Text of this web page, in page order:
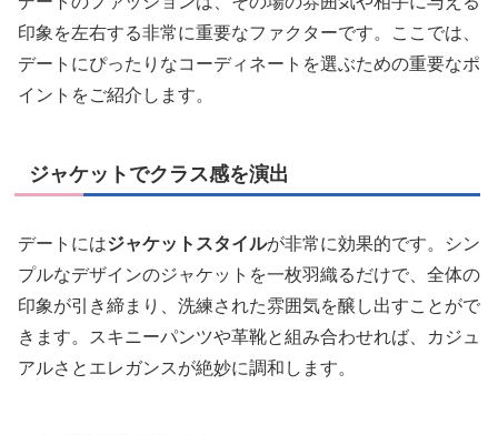
印象を左右する非常に重要なファクターです。ここでは、
デートにぴったりなコーディネートを選ぶための重要なポ
イントをご紹介します。
ジャケットでクラス感を演出
デートにはジャケットスタイルが非常に効果的です。シン
プルなデザインのジャケットを一枚羽織るだけで、全体の
印象が引き締まり、洗練された雰囲気を醸し出すことがで
きます。スキニーパンツや革靴と組み合わせれば、カジュ
アルさとエレガンスが絶妙に調和します。